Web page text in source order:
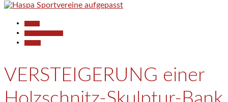
VERSTEIGERUNG einer